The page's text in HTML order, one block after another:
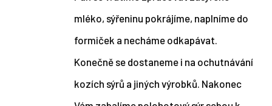
mléko, sýřeninu pokrájíme, naplníme do
formiček a necháme odkapávat.
Konečně se dostaneme i na ochutnávání
kozích sýrů a jiných výrobků. Nakonec